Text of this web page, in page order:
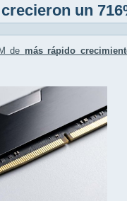
un
de más rápido